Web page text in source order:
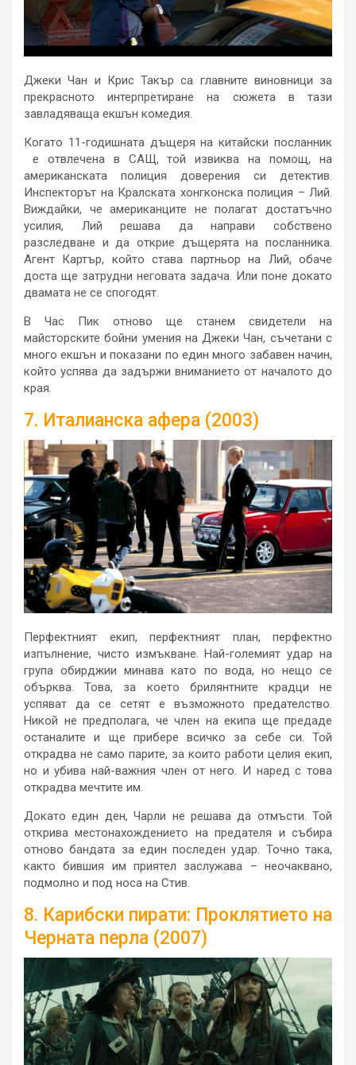
Джеки Чан и Крис Такър са главните виновници за
прекрасното интерпретиране на сюжета в тази
завладяваща екшън комедия.
Когато 11-годишната дъщеря на китайски посланник
е отвлечена в САЩ, той извиква на помощ, на
американската полиция доверения си детектив.
Инспекторът на Кралската хонгконска полиция – Лий.
Виждайки, че американците не полагат достатъчно
усилия, Лий решава да направи собствено
разследване и да открие дъщерята на посланника.
Агент Картър, който става партньор на Лий, обаче
доста ще затрудни неговата задача. Или поне докато
двамата не се спогодят.
В Час Пик отново ще станем свидетели на
майсторските бойни умения на Джеки Чан, съчетани с
много екшън и показани по един много забавен начин,
който успява да задържи вниманието от началото до
края.
7. Италианска афера (2003)
Перфектният екип, перфектният план, перфектно
изпълнение, чисто измъкване. Най-големият удар на
група обирджии минава като по вода, но нещо се
обърква. Това, за което брилянтните крадци не
успяват да се сетят е възможното предателство.
Никой не предполага, че член на екипа ще предаде
останалите и ще прибере всичко за себе си. Той
открадва не само парите, за които работи целия екип,
но и убива най-важния член от него. И наред с това
открадва мечтите им.
Докато един ден, Чарли не решава да отмъсти. Той
открива местонахождението на предателя и събира
отново бандата за един последен удар. Точно така,
както бившия им приятел заслужава – неочаквано,
подмолно и под носа на Стив.
8. Карибски пирати: Проклятието на
Черната перла (2007)